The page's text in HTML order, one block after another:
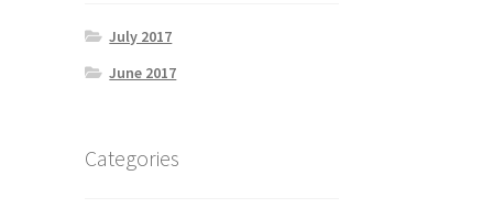
July 2017
June 2017
Categories